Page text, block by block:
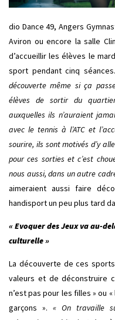
dio Dance 49, Angers
Aviron ou encore la salle
d’accueillir les élèves le
sport pendant cinq
découverte même si ça
élèves de sortir du
auxquelles ils n’auraient
avec le tennis à l’ATC et
sourire, ils sont motivés d’y
pour ces sorties et c’est
nous aussi, dans un autre
aimeraient aussi faire
handisport un peu plus tard
« Evoquer des Jeux va au-
culturelle »
La découverte de ces
valeurs et de déconstruire
n’est pas pour les filles » ou
garçons ». « On travaille